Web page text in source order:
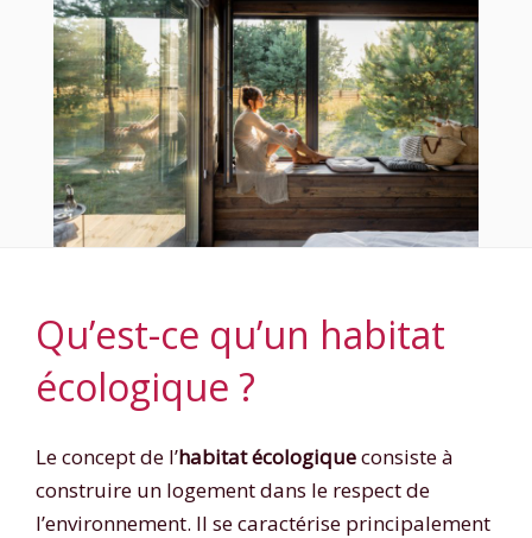
Qu’est-ce qu’un habitat
écologique ?
Le concept de l’habitat écologiqueconsiste à
construire un logement dans le respect de
l’environnement. Il se caractérise principalement